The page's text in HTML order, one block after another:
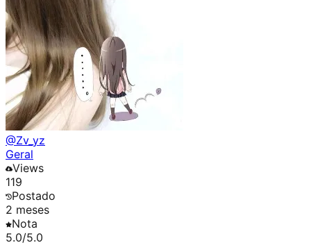
@Zv_yz
Geral
Views
119
Postado
2 meses
Nota
5.0/5.0